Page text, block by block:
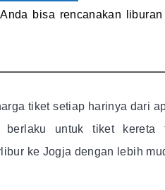
bisa rencanakan liburan
tiket setiap harinya dari
untuk tiket kereta
ke Jogja dengan lebih